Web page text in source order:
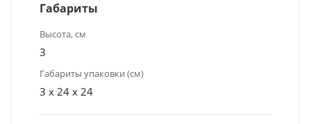
Габариты
Высота, см
3
Габариты упаковки (см)
3 x 24 x 24